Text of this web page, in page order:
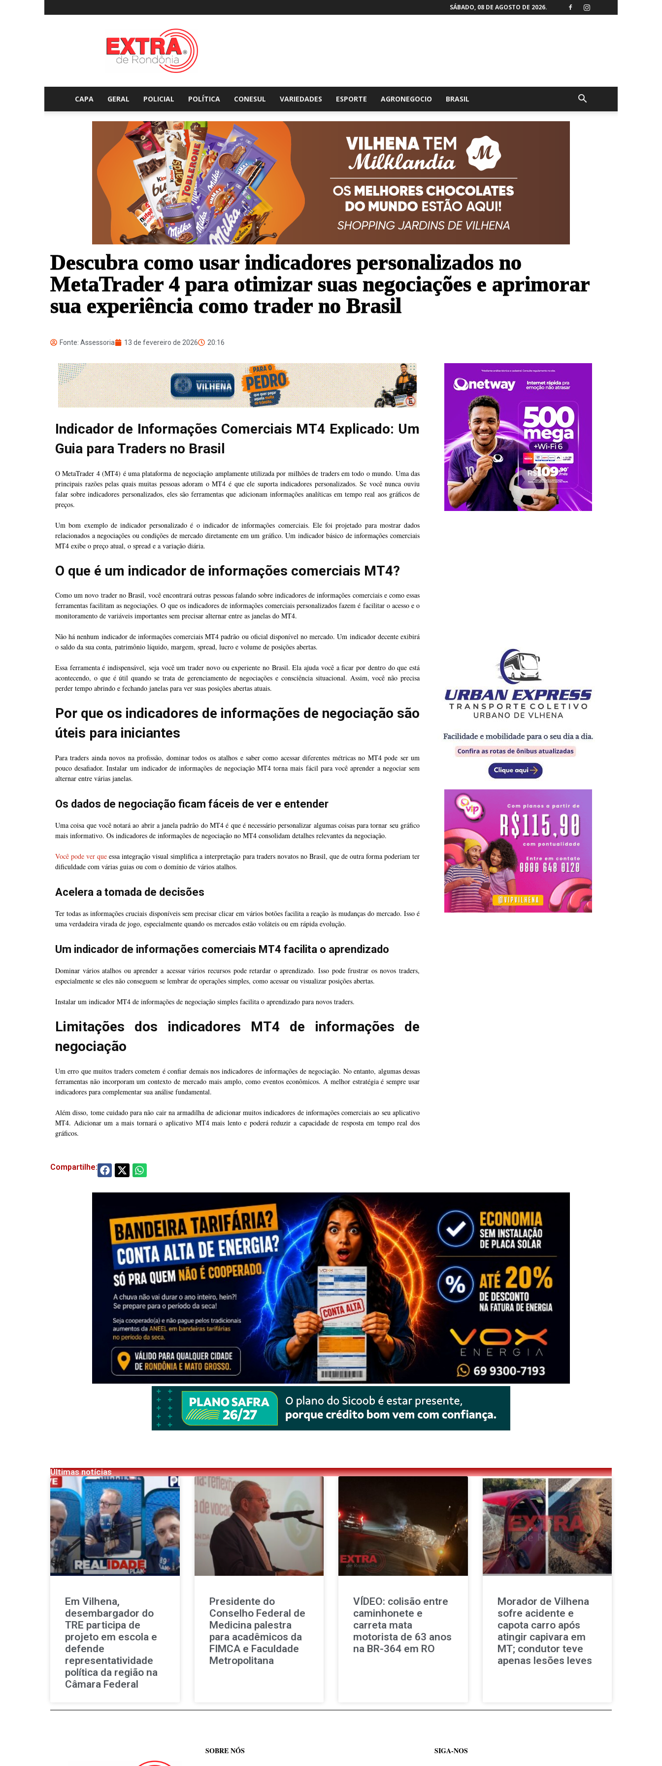
SÁBADO, 08 DE AGOSTO DE 2026.
Extraderondonia.com.br
CAPA GERAL POLICIAL POLÍTICA CONESUL VARIEDADES ESPORTE AGRONEGOCIO BRASIL
Descubra como usar indicadores personalizados no
MetaTrader 4 para otimizar suas negociações e aprimorar
sua experiência como trader no Brasil
Fonte: Assessoria 13 de fevereiro de 2026 20:16
Indicador de Informações Comerciais MT4 Explicado: Um
Guia para Traders no Brasil
O MetaTrader 4 (MT4) é uma plataforma de negociação amplamente utilizada por milhões de traders em todo o mundo. Uma das
principais razões pelas quais muitas pessoas adoram o MT4 é que ele suporta indicadores personalizados. Se você nunca ouviu
falar sobre indicadores personalizados, eles são ferramentas que adicionam informações analíticas em tempo real aos gráficos de
preços.
Um bom exemplo de indicador personalizado é o indicador de informações comerciais. Ele foi projetado para mostrar dados
relacionados a negociações ou condições de mercado diretamente em um gráfico. Um indicador básico de informações comerciais
MT4 exibe o preço atual, o spread e a variação diária.
O que é um indicador de informações comerciais MT4?
Como um novo trader no Brasil, você encontrará outras pessoas falando sobre indicadores de informações comerciais e como essas
ferramentas facilitam as negociações. O que os indicadores de informações comerciais personalizados fazem é facilitar o acesso e o
monitoramento de variáveis importantes sem precisar alternar entre as janelas do MT4.
Não há nenhum indicador de informações comerciais MT4 padrão ou oficial disponível no mercado. Um indicador decente exibirá
o saldo da sua conta, patrimônio líquido, margem, spread, lucro e volume de posições abertas.
Essa ferramenta é indispensável, seja você um trader novo ou experiente no Brasil. Ela ajuda você a ficar por dentro do que está
acontecendo, o que é útil quando se trata de gerenciamento de negociações e consciência situacional. Assim, você não precisa
perder tempo abrindo e fechando janelas para ver suas posições abertas atuais.
Por que os indicadores de informações de negociação são
úteis para iniciantes
Para traders ainda novos na profissão, dominar todos os atalhos e saber como acessar diferentes métricas no MT4 pode ser um
pouco desafiador. Instalar um indicador de informações de negociação MT4 torna mais fácil para você aprender a negociar sem
alternar entre várias janelas.
Os dados de negociação ficam fáceis de ver e entender
Uma coisa que você notará ao abrir a janela padrão do MT4 é que é necessário personalizar algumas coisas para tornar seu gráfico
mais informativo. Os indicadores de informações de negociação no MT4 consolidam detalhes relevantes da negociação.
Você pode ver que essa integração visual simplifica a interpretação para traders novatos no Brasil, que de outra forma poderiam ter
dificuldade com várias guias ou com o domínio de vários atalhos.
Acelera a tomada de decisões
Ter todas as informações cruciais disponíveis sem precisar clicar em vários botões facilita a reação às mudanças do mercado. Isso é
uma verdadeira virada de jogo, especialmente quando os mercados estão voláteis ou em rápida evolução.
Um indicador de informações comerciais MT4 facilita o aprendizado
Dominar vários atalhos ou aprender a acessar vários recursos pode retardar o aprendizado. Isso pode frustrar os novos traders,
especialmente se eles não conseguem se lembrar de operações simples, como acessar ou visualizar posições abertas.
Instalar um indicador MT4 de informações de negociação simples facilita o aprendizado para novos traders.
Limitações dos indicadores MT4 de informações de
negociação
Um erro que muitos traders cometem é confiar demais nos indicadores de informações de negociação. No entanto, algumas dessas
ferramentas não incorporam um contexto de mercado mais amplo, como eventos econômicos. A melhor estratégia é sempre usar
indicadores para complementar sua análise fundamental.
Além disso, tome cuidado para não cair na armadilha de adicionar muitos indicadores de informações comerciais ao seu aplicativo
MT4. Adicionar um a mais tornará o aplicativo MT4 mais lento e poderá reduzir a capacidade de resposta em tempo real dos
gráficos.
Compartilhe:
Últimas notícias
Em Vilhena,
desembargador do
TRE participa de
projeto em escola e
defende
representatividade
política da região na
Câmara Federal
Presidente do
Conselho Federal de
Medicina palestra
para acadêmicos da
FIMCA e Faculdade
Metropolitana
VÍDEO: colisão entre
caminhonete e
carreta mata
motorista de 63 anos
na BR-364 em RO
Morador de Vilhena
sofre acidente e
capota carro após
atingir capivara em
MT; condutor teve
apenas lesões leves
SOBRE NÓS SIGA-NOS